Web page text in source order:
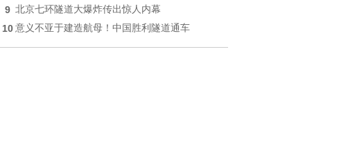
9 北京七环隧道大爆炸传出惊人内幕
10 意义不亚于建造航母！中国胜利隧道通车